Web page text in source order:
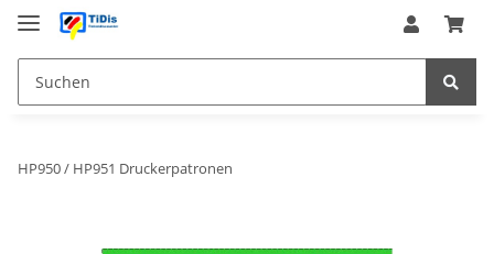
HP950 / HP951 Druckerpatronen